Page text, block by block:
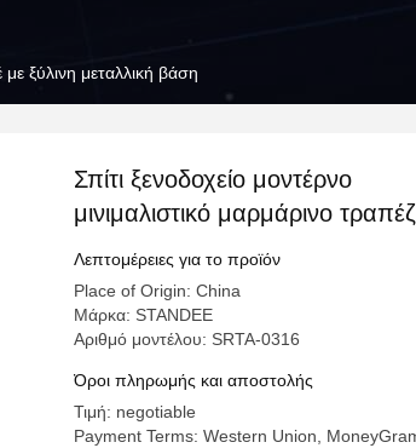
με ξύλινη μεταλλική βάση
Σπίτι ξενοδοχείο μοντέρνο
μινιμαλιστικό μαρμάρινο
καφέ με ξύλινη μεταλλική βάση
Λεπτομέρειες για το προϊόν
Place of Origin: China
Μάρκα: STANDEE
Αριθμό μοντέλου: SRTA-0316
Όροι πληρωμής και αποστολής
Τιμή: negotiable
Payment Terms: Western Union,